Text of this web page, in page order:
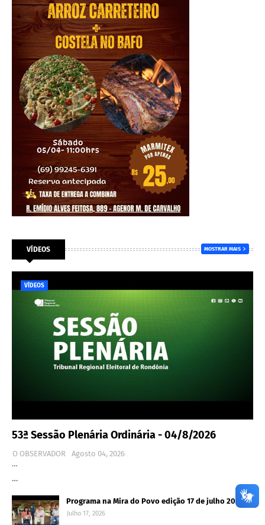
VÍDEOS MOSTRAR MAIS
VÍDEOS
53ª Sessão Plenária Ordinária - 04/8/2026
O OBSERVADOR
Agosto 04, 2026
…
…
Programa na Mira do Povo edição 17 de julho 2026
Julho 17, 2026